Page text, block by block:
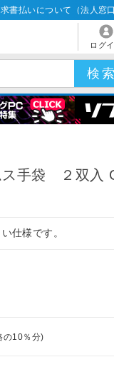
書払いについて（法人窓口
ログ
手袋 ２双入
仕様です。
の10％分)